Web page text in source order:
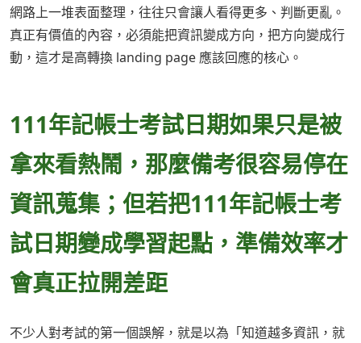
網路上一堆表面整理，往往只會讓人看得更多、判斷更亂。
真正有價值的內容，必須能把資訊變成方向，把方向變成行
動，這才是高轉換 landing page 應該回應的核心。
111年記帳士考試日期如果只是被
拿來看熱鬧，那麼備考很容易停在
資訊蒐集；但若把111年記帳士考
試日期變成學習起點，準備效率才
會真正拉開差距
不少人對考試的第一個誤解，就是以為「知道越多資訊，就